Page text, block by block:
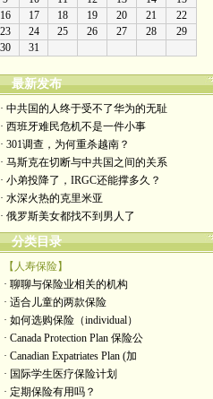
最新发布
· 中共国的人终于受不了华为的无耻
· 西班牙难民危机不是一件小事
· 301调查，为何重杀越南？
· 马斯克在切断与中共国之间的关系
· 小弟投降了，IRGC还能撑多久？
· 水深火热的克里米亚
· 俄罗斯美女都找不到男人了
分类目录
【人寿保险】
· 聊聊与保险业相关的机构
· 适合儿童的两款保险
· 如何选购保险（individual）
· Canada Protection Plan 保险公
· Canadian Expatriates Plan (加
· 国际学生医疗保险计划
· 定期保险有用吗？